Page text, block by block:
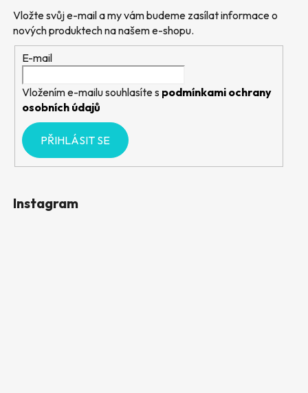
Vložte svůj e-mail a my vám budeme zasílat informace o
nových produktech na našem e-shopu.
E-mail
Vložením e-mailu souhlasíte s podmínkami ochrany
osobních údajů
PŘIHLÁSIT SE
Instagram